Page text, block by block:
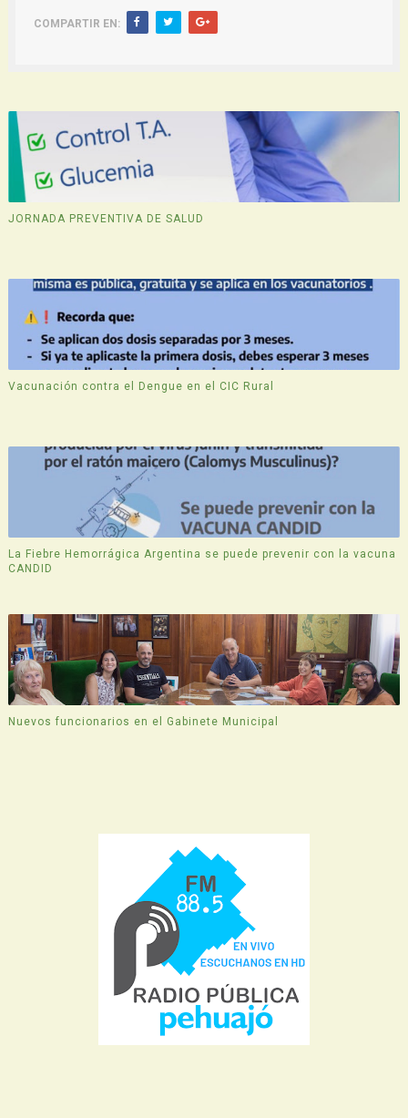
COMPARTIR EN:
JORNADA PREVENTIVA DE SALUD
Vacunación contra el Dengue en el CIC Rural
La Fiebre Hemorrágica Argentina se puede prevenir con la vacuna
CANDID
Nuevos funcionarios en el Gabinete Municipal